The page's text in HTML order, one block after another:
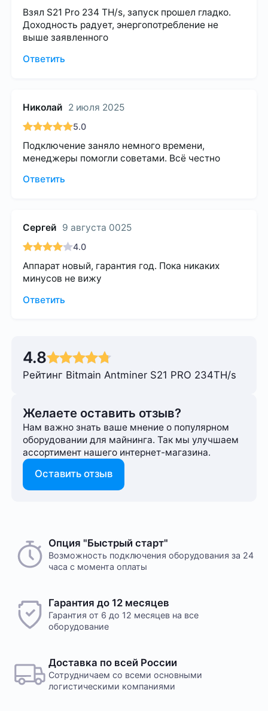
Взял S21 Pro 234 TH/s, запуск прошел гладко.
Доходность радует, энергопотребление не
выше заявленного
Ответить
Николай 2 июля 2025
5.0
Подключение заняло немного времени,
менеджеры помогли советами. Всё честно
Ответить
Сергей 9 августа 0025
4.0
Аппарат новый, гарантия год. Пока никаких
минусов не вижу
Ответить
4.8
Рейтинг Bitmain Antminer S21 PRO 234TH/s
Желаете оставить отзыв?
Нам важно знать ваше мнение о популярном
оборудовании для майнинга. Так мы улучшаем
ассортимент нашего интернет-⁠магазина.
Оставить отзыв
Опция "Быстрый старт"
Возможность подключения оборудования за 24
часа с момента оплаты
Гарантия до 12 месяцев
Гарантия от 6 до 12 месяцев на все
оборудование
Доставка по всей России
Сотрудничаем со всеми основными
логистическими компаниями